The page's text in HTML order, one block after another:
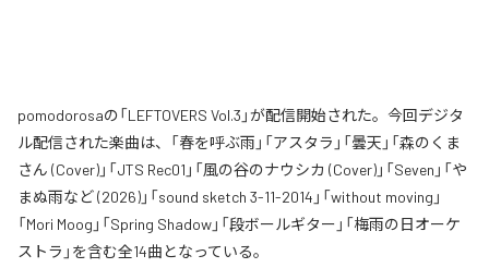
pomodorosaの「LEFTOVERS Vol.3」が配信開始された。今回デジタ
ル配信された楽曲は、「春を呼ぶ雨」「アスタラ」「曇天」「森のくま
さん (Cover)」「JTS Rec01」「風の谷のナウシカ (Cover)」「Seven」「や
まぬ雨など (2026)」「sound sketch 3-11-2014」「without moving」
「Mori Moog」「Spring Shadow」「段ボールギター」「梅雨の日オーケ
ストラ」を含む全14曲となっている。